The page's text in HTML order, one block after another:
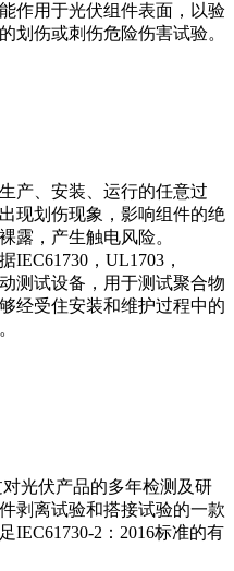
作用于光伏组件表面，以验
划伤或刺伤危险伤害试验。
产、安装、运行的任意过
现划伤现象，影响组件的绝
露，产生触电风险。
IEC61730，UL1703，
测试设备，用于测试聚合物
经受住安装和维护过程中的
光伏产品的多年检测及研
剥离试验和搭接试验的一款
IEC61730-2：2016标准的有